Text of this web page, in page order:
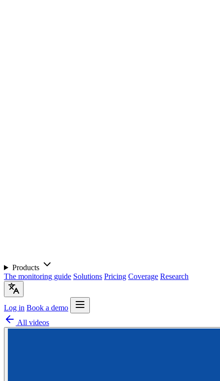
Products
The monitoring guide Solutions Pricing Coverage Research
Log in Book a demo
All videos